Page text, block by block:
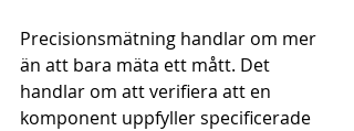
Precisionsmätning handlar om mer
än att bara mäta ett mått. Det
handlar om att verifiera att en
komponent uppfyller specificerade